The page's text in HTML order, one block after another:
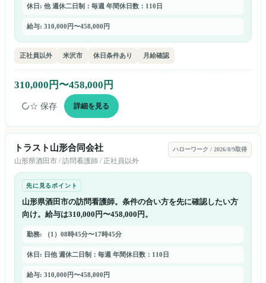
休日: 他 週休二日制：毎週 年間休日数：110日
給与: 310,000円〜458,000円
正社員以外 米沢市 休日条件あり 月給確認
310,000円〜458,000円
☆ 保存 詳細を見る
トラスト山形合同会社
山形県酒田市 / 訪問看護師 / 正社員以外
ハローワーク / 2026/8/9取得
先に見るポイント
山形県酒田市の訪問看護師。条件の合い方を先に確認したい方
向け。給与は310,000円〜458,000円。
勤務: （1）08時45分〜17時45分
休日: 日他 週休二日制：毎週 年間休日数：110日
給与: 310,000円〜458,000円